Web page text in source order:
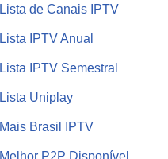
Lista de Canais IPTV
Lista IPTV Anual
Lista IPTV Semestral
Lista Uniplay
Mais Brasil IPTV
Melhor P2P Disponível